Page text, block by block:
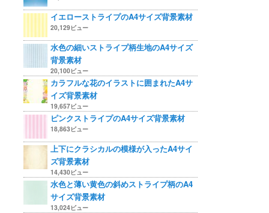
イエローストライプのA4サイズ背景素材
20,129ビュー
水色の細いストライプ柄生地のA4サイズ
背景素材
20,100ビュー
カラフルな花のイラストに囲まれたA4サ
イズ背景素材
19,657ビュー
ピンクストライプのA4サイズ背景素材
18,863ビュー
上下にクラシカルの模様が入ったA4サイ
ズ背景素材
14,430ビュー
水色と薄い黄色の斜めストライプ柄のA4
サイズ背景素材
13,024ビュー